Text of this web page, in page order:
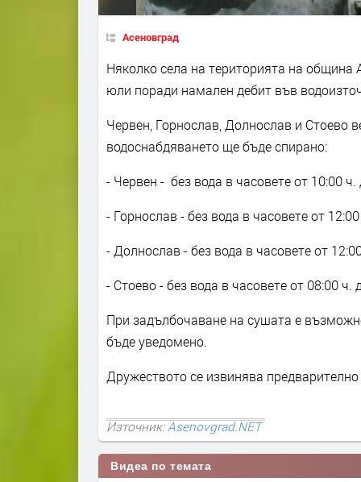
Асеновград
Няколко села на територията на община
юли поради намален дебит във
Червен, Горнослав, Долнослав и Стоево
водоснабдяването ще бъде спирано:
- Червен - без вода в часовете от 10:00
- Горнослав - без вода в часовете от
- Долнослав - без вода в часовете от
- Стоево - без вода в часовете от 08:00
При задълбочаване на сушата е
бъде уведомено.
Дружеството се извинява
Източник:Asenovgrad.NET
Видеа по темата